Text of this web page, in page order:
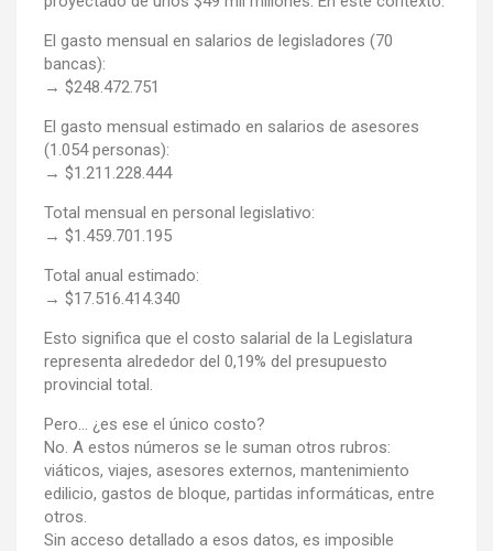
El gasto mensual en salarios de legisladores (70
bancas):
→ $248.472.751
El gasto mensual estimado en salarios de asesores
(1.054 personas):
→ $1.211.228.444
Total mensual en personal legislativo:
→ $1.459.701.195
Total anual estimado:
→ $17.516.414.340
Esto significa que el costo salarial de la Legislatura
representa alrededor del 0,19% del presupuesto
provincial total.
Pero… ¿es ese el único costo?
No. A estos números se le suman otros rubros:
viáticos, viajes, asesores externos, mantenimiento
edilicio, gastos de bloque, partidas informáticas, entre
otros.
Sin acceso detallado a esos datos, es imposible